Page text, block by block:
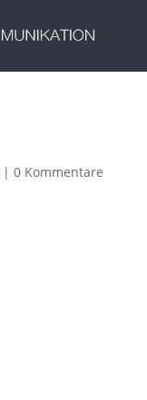
|0 Kommentare